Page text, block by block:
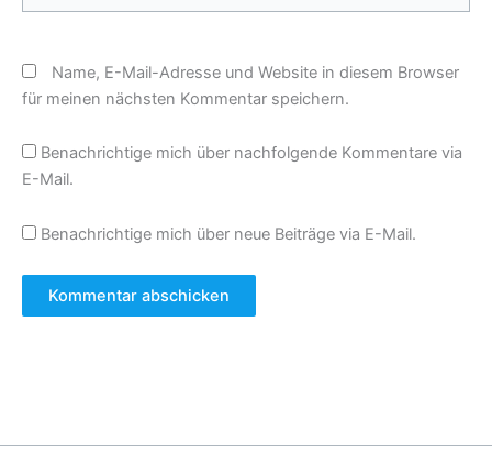
Name, E-Mail-Adresse und Website in diesem Browser
für meinen nächsten Kommentar speichern.
Benachrichtige mich über nachfolgende Kommentare via
E-Mail.
Benachrichtige mich über neue Beiträge via E-Mail.